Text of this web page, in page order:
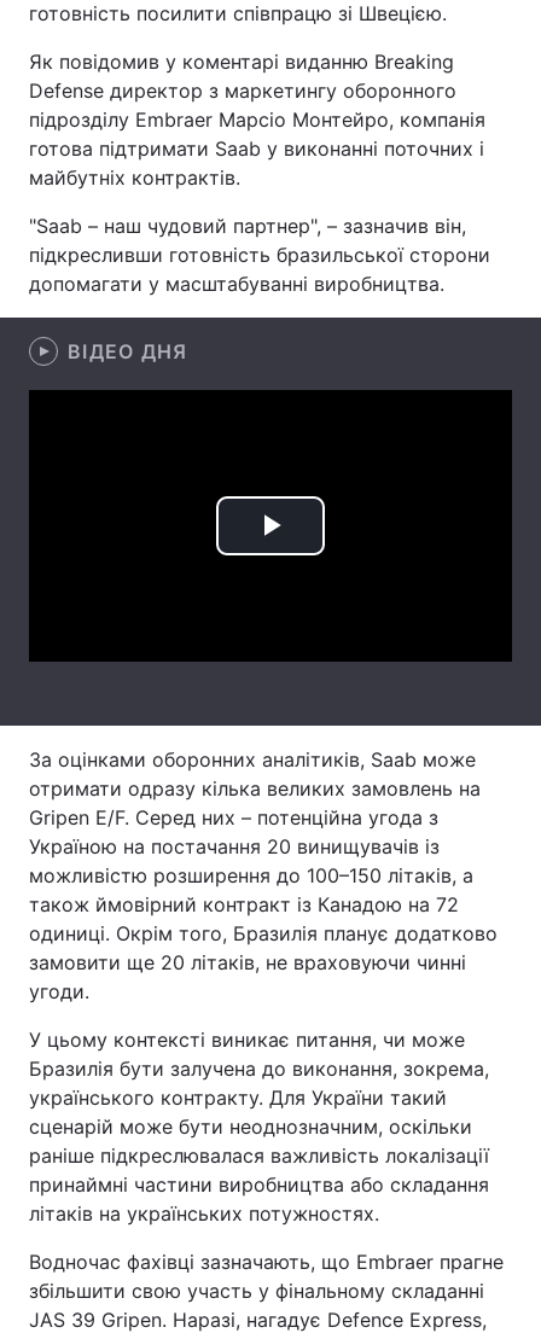
Техно і зв'язок Лайт
Зброя Інциденти
Здоров'я Туризм
Цікавинки
Екологія Регіони
Лонгріди
Відео з Youtube
Тема оформлення
готовність посилити співпрацю зі Швецією.
Як повідомив у коментарі виданню Breaking
Defense директор з маркетингу оборонного
підрозділу Embraer Марсіо Монтейро, компанія
готова підтримати Saab у виконанні поточних і
майбутніх контрактів.
"Saab – наш чудовий партнер", – зазначив він,
підкресливши готовність бразильської сторони
допомагати у масштабуванні виробництва.
ВІДЕО ДНЯ
Play
За оцінками оборонних аналітиків, Saab може
отримати одразу кілька великих замовлень на
Gripen E/F. Серед них – потенційна угода з
Україною на постачання 20 винищувачів із
можливістю розширення до 100–150 літаків, а
також ймовірний контракт із Канадою на 72
одиниці. Окрім того, Бразилія планує додатково
замовити ще 20 літаків, не враховуючи чинні
угоди.
У цьому контексті виникає питання, чи може
Бразилія бути залучена до виконання, зокрема,
українського контракту. Для України такий
сценарій може бути неоднозначним, оскільки
раніше підкреслювалася важливість локалізації
принаймні частини виробництва або складання
літаків на українських потужностях.
Водночас фахівці зазначають, що Embraer прагне
збільшити свою участь у фінальному складанні
JAS 39 Gripen. Наразі, нагадує Defence Express,